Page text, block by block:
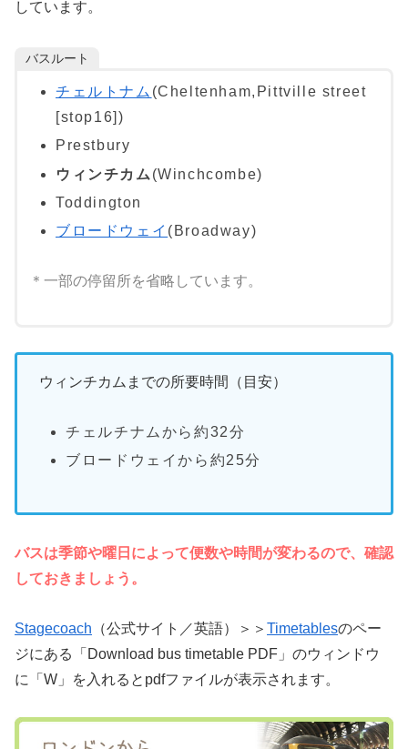
しています。
バスルート
チェルトナム (Cheltenham,Pittville street
[stop16])
Prestbury
ウィンチカム (Winchcombe)
Toddington
ブロードウェイ (Broadway)
＊一部の停留所を省略しています。
ウィンチカムまでの所要時間（目安）
チェルチナムから約32分
ブロードウェイから約25分
バスは季節や曜日によって便数や時間が変わるので、確認
しておきましょう。
Stagecoach （公式サイト／英語）＞＞ Timetablesのペー
ジにある「Download bus timetable PDF」のウィンドウ
に「W」を入れるとpdfファイルが表示されます。